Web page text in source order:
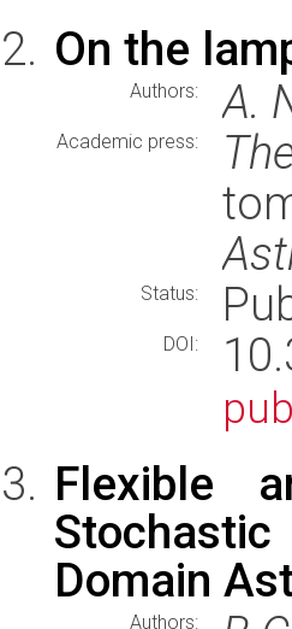
On the
Authors: A.
Academic press:
Status:
DOI:
Flexible
Domain
Authors: